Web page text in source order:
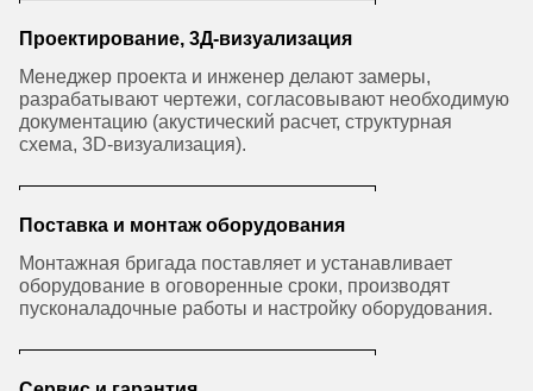
Проектирование, 3Д-визуализация
Менеджер проекта и инженер делают замеры,
разрабатывают чертежи, согласовывают необходимую
документацию (акустический расчет, структурная
схема, 3D-визуализация).
Поставка и монтаж оборудования
Монтажная бригада поставляет и устанавливает
оборудование в оговоренные сроки, производят
пусконаладочные работы и настройку оборудования.